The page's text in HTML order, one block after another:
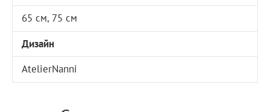
65 см, 75 см
Дизайн
AtelierNanni